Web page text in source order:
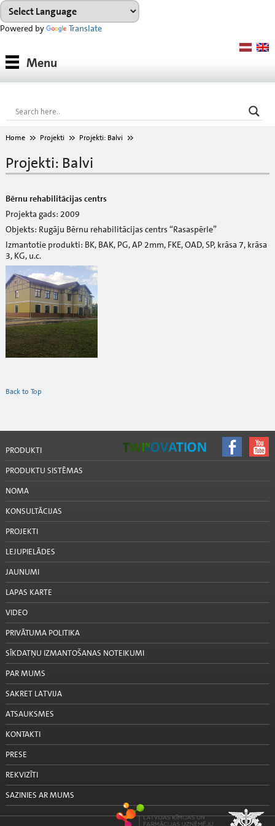
Powered by Translate
Produkti
Produktu sistēmas
Konsultācijas
Noma
Projekti
Toņu karte
Par mums
Menu
Home Projekti Projekti: Balvi
Projekti: Balvi
Bērnu rehabilitācijas centrs
Projekta gads: 2009
Objekts: Rugāju Bērnu rehabilitācijas centrs “Rasaspērle”
Izmantotie produkti: BK, BAK, PG, AP 2mm, FKE, OAD, SP, krāsa 7, krāsa
3, KG, u.c.
Back to Top
PRODUKTI
PRODUKTU SISTĒMAS
NOMA
KONSULTĀCIJAS
PROJEKTI
LEJUPIELĀDES
JAUNUMI
LAPAS KARTE
VIDEO
PRIVĀTUMA POLITIKA
SĪKDATŅU IZMANTOŠANAS NOTEIKUMI
PAR MUMS
SAKRET LATVIJA
ATSAUKSMES
KONTAKTI
PRESE
REKVIZĪTI
SAZINIES AR MUMS